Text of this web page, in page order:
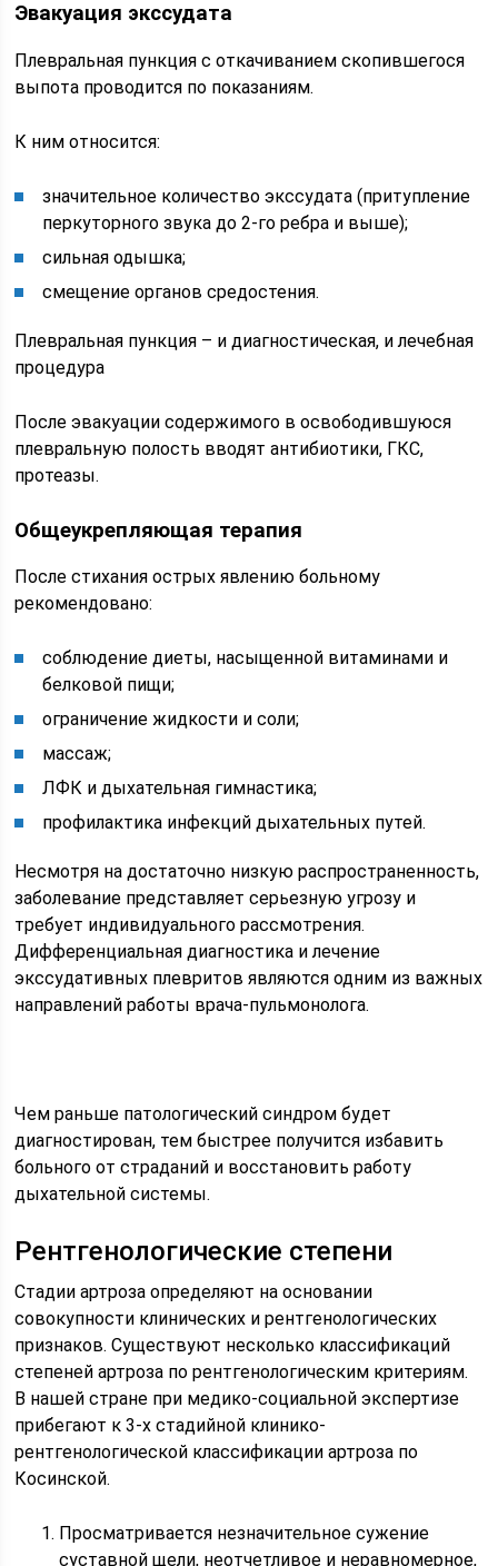
Эвакуация экссудата
Плевральная пункция с откачиванием скопившегося
выпота проводится по показаниям.
К ним относится:
значительное количество экссудата (притупление
перкуторного звука до 2-го ребра и выше);
сильная одышка;
смещение органов средостения.
Плевральная пункция – и диагностическая, и лечебная
процедура
После эвакуации содержимого в освободившуюся
плевральную полость вводят антибиотики, ГКС,
протеазы.
Общеукрепляющая терапия
После стихания острых явлению больному
рекомендовано:
соблюдение диеты, насыщенной витаминами и
белковой пищи;
ограничение жидкости и соли;
массаж;
ЛФК и дыхательная гимнастика;
профилактика инфекций дыхательных путей.
Несмотря на достаточно низкую распространенность,
заболевание представляет серьезную угрозу и
требует индивидуального рассмотрения.
Дифференциальная диагностика и лечение
экссудативных плевритов являются одним из важных
направлений работы врача-пульмонолога.
Чем раньше патологический синдром будет
диагностирован, тем быстрее получится избавить
больного от страданий и восстановить работу
дыхательной системы.
Рентгенологические степени
Стадии артроза определяют на основании
совокупности клинических и рентгенологических
признаков. Существуют несколько классификаций
степеней артроза по рентгенологическим критериям.
В нашей стране при медико-социальной экспертизе
прибегают к 3-х стадийной клинико-
рентгенологической классификации артроза по
Косинской.
Просматривается незначительное сужение
суставной щели, неотчетливое и неравномерное,